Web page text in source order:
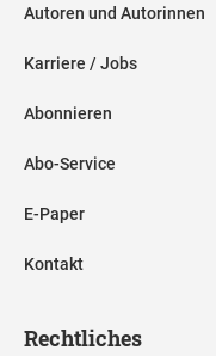
Autoren und Autorinnen
Karriere / Jobs
Abonnieren
Abo-Service
E-Paper
Kontakt
Rechtliches